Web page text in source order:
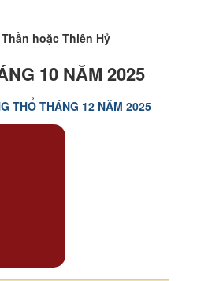
hoặc Thiên Hỷ
10 NĂM 2025
THỔ THÁNG 12 NĂM 2025